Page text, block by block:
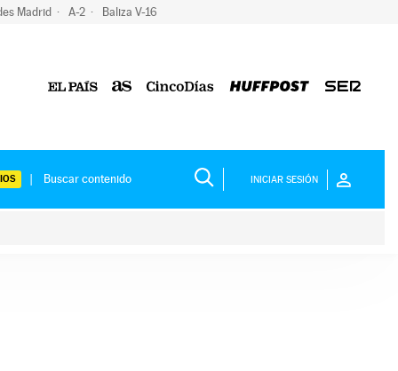
Madrid A-2 Baliza V-16
INICIAR SESIÓN